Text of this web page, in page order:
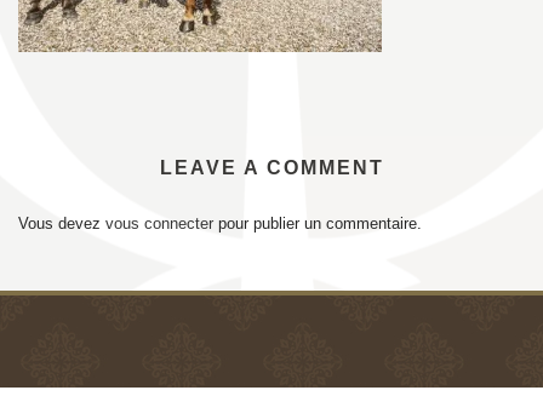
LEAVE A COMMENT
Vous devez vous connecter pour publier un commentaire.